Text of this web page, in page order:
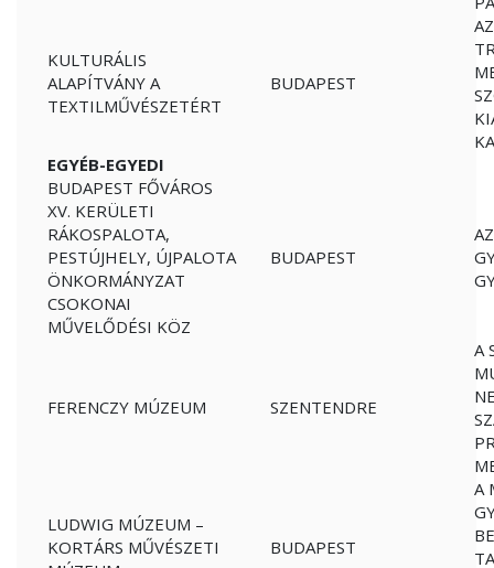
KULTURÁLIS
ALAPÍTVÁNY A
TEXTILMŰVÉSZETÉRT
BUDAPEST
EGYÉB-EGYEDI
BUDAPEST FŐVÁROS
XV. KERÜLETI
RÁKOSPALOTA,
PESTÚJHELY, ÚJPALOTA
ÖNKORMÁNYZAT
CSOKONAI
MŰVELŐDÉSI KÖZ
BUDAPEST
FERENCZY MÚZEUM SZENTENDRE
A
LUDWIG MÚZEUM –
KORTÁRS MŰVÉSZETI
BUDAPEST
A